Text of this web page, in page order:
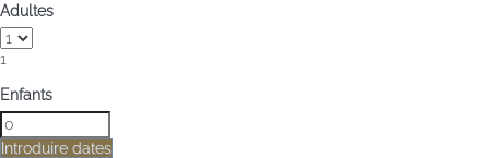
Adultes
1
Enfants
Introduire dates